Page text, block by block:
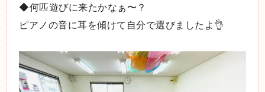
◆何匹遊びに来たかなぁ〜？
ピアノの音に耳を傾けて自分で選びましたよ👌